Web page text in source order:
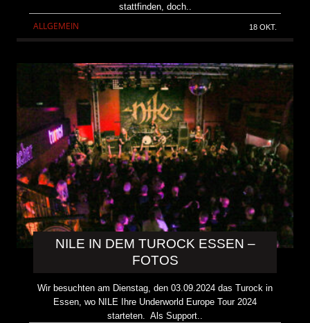
stattfinden, doch..
ALLGEMEIN 18 OKT.
NILE IN DEM TUROCK ESSEN –
FOTOS
Wir besuchten am Dienstag, den 03.09.2024 das Turock in
Essen, wo NILE Ihre Underworld Europe Tour 2024
starteten. Als Support..